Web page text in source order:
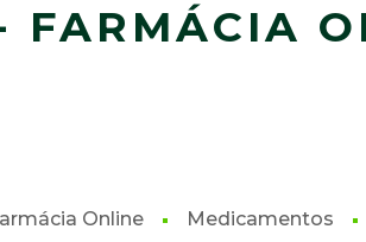
FARMÁCIA
Online Medicamentos